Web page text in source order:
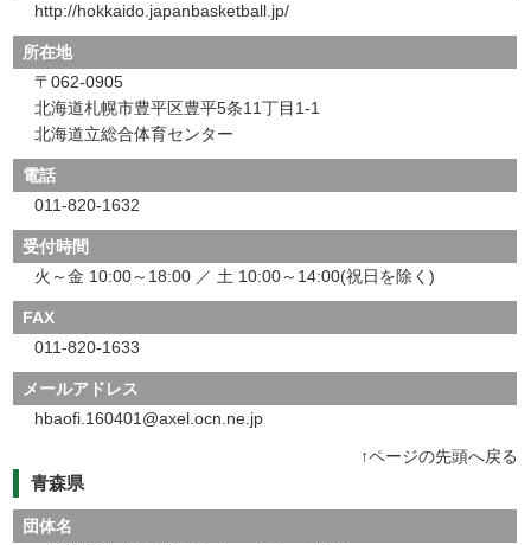
http://hokkaido.japanbasketball.jp/
所在地
〒062-0905
北海道札幌市豊平区豊平5条11丁目1-1
北海道立総合体育センター
電話
011-820-1632
受付時間
火～金 10:00～18:00 ／ 土 10:00～14:00(祝日を除く)
FAX
011-820-1633
メールアドレス
hbaofi.160401@axel.ocn.ne.jp
↑ページの先頭へ戻る
青森県
団体名